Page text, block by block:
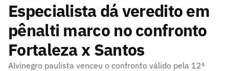
Especialista dá veredito em
pênalti marco no confronto
Fortaleza x Santos
Alvinegro paulista venceu o confronto válido pela 12ª